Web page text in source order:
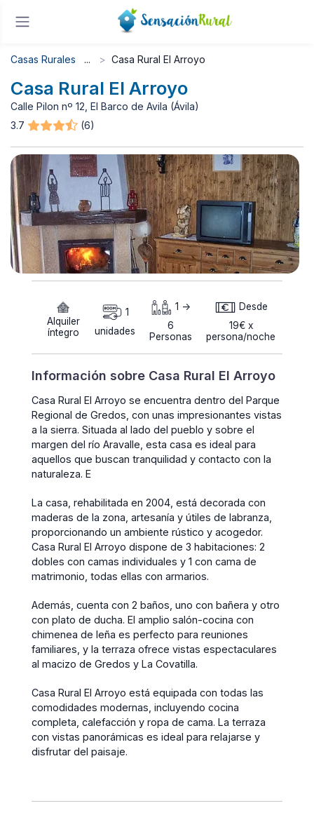
Casas Rurales Casa Rural El Arroyo
Casa Rural El Arroyo
Calle Pilon nº 12, El Barco de Avila (Ávila)
3.7
(6)
Alquiler
íntegro
1
unidades
1 ->
6
Personas
Desde
19€ x
persona/noche
Información sobre Casa Rural El Arroyo
Casa Rural El Arroyo se encuentra dentro del Parque
Regional de Gredos, con unas impresionantes vistas
a la sierra. Situada al lado del pueblo y sobre el
margen del río Aravalle, esta casa es ideal para
aquellos que buscan tranquilidad y contacto con la
naturaleza. E
La casa, rehabilitada en 2004, está decorada con
maderas de la zona, artesanía y útiles de labranza,
proporcionando un ambiente rústico y acogedor.
Casa Rural El Arroyo dispone de 3 habitaciones: 2
dobles con camas individuales y 1 con cama de
matrimonio, todas ellas con armarios.
Además, cuenta con 2 baños, uno con bañera y otro
con plato de ducha. El amplio salón-cocina con
chimenea de leña es perfecto para reuniones
familiares, y la terraza ofrece vistas espectaculares
al macizo de Gredos y La Covatilla.
Casa Rural El Arroyo está equipada con todas las
comodidades modernas, incluyendo cocina
completa, calefacción y ropa de cama. La terraza
con vistas panorámicas es ideal para relajarse y
disfrutar del paisaje.